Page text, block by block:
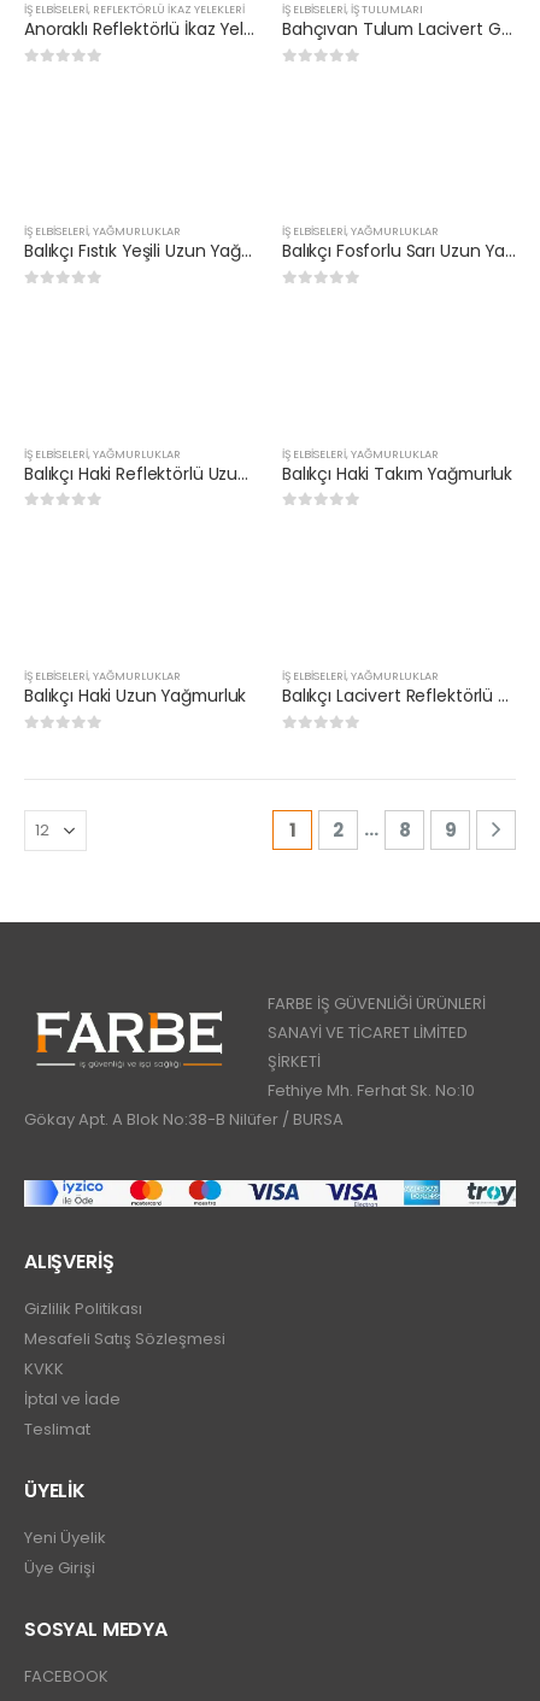
İŞ ELBİSELERİ, REFLEKTÖRLÜ İKAZ YELEKLERI
Anoraklı Reflektörlü İkaz Yeleği
İŞ ELBİSELERİ, İŞ TULUMLARI
Bahçıvan Tulum Lacivert Gabardin Kumaş
İŞ ELBİSELERİ,YAĞMURLUKLAR
Balıkçı Fıstık Yeşili Uzun Yağmurluk (Standart Beden)
İŞ ELBİSELERİ,YAĞMURLUKLAR
Balıkçı Fosforlu Sarı Uzun Yağmurluk (Standart Beden)
İŞ ELBİSELERİ,YAĞMURLUKLAR
Balıkçı Haki Reflektörlü Uzun Yağmurluk
İŞ ELBİSELERİ,YAĞMURLUKLAR
Balıkçı Haki Takım Yağmurluk
İŞ ELBİSELERİ,YAĞMURLUKLAR
Balıkçı Haki Uzun Yağmurluk
İŞ ELBİSELERİ,YAĞMURLUKLAR
Balıkçı Lacivert Reflektörlü Uzun Yağmurluk
1 2 … 8 9
FARBE İŞ GÜVENLİĞİ ÜRÜNLERİ
SANAYİ VE TİCARET LİMİTED
ŞİRKETİ
Fethiye Mh. Ferhat Sk. No:10
Gökay Apt. A Blok No:38-B Nilüfer / BURSA
ALIŞVERİŞ
Gizlilik Politikası
Mesafeli Satış Sözleşmesi
KVKK
İptal ve İade
Teslimat
ÜYELİK
Yeni Üyelik
Üye Girişi
SOSYAL MEDYA
FACEBOOK